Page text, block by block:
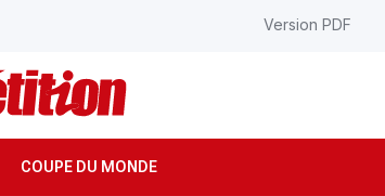
COUPE DU MONDE
Version PDF